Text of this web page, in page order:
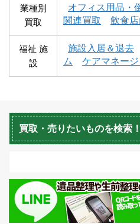
蘭越町不用品回収
業種別
買取
オフィス用品・
関連買取
飲食
福祉 施
設
施設入居＆退去
ム
ケアマネー
買取・売りたいものを検索！